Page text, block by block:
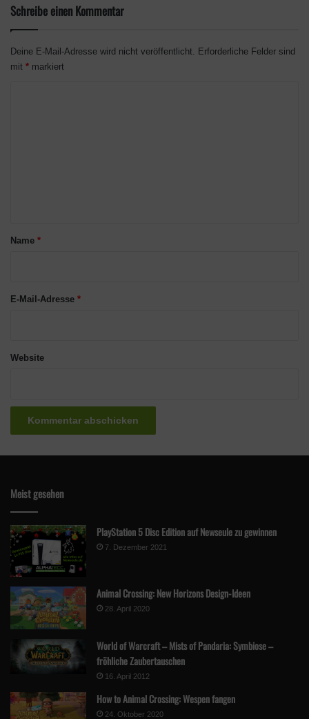
Schreibe einen Kommentar
Deine E-Mail-Adresse wird nicht veröffentlicht.
Erforderliche Felder sind
mit * markiert
aName *
E-Mail-Adresse *
Website
Meist gesehen
PlayStation 5 Disc Edition auf Newseule zu gewinnen
7. Dezember 2021
Animal Crossing: New Horizons Design-Ideen
28. April 2020
World of Warcraft – Mists of Pandaria: Symbiose –
fröhliche Zaubertauschen
16. April 2012
How to Animal Crossing: Wespen fangen
24. Oktober 2020